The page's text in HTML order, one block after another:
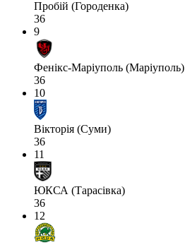
Пробій (Городенка)
36
9
Фенікс-Маріуполь (Маріуполь)
36
10
Вікторія (Суми)
36
11
ЮКСА (Тарасівка)
36
12